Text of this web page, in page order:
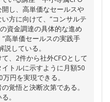
し、高単価なセールスや
方に向けて、“コンサルテ
資金調達の具体的な進め
“高単価セールスの実践手
している。
、2件から社外CFOとして
トルに示すように月額50
円を実現できる。
覚悟と決断次第である。
。